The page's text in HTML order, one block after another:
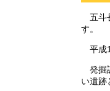
五斗
す。
平成
発掘
い遺跡